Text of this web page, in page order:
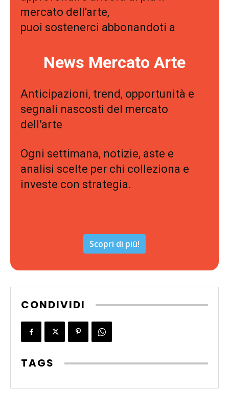
mercato dell'arte,
puoi sostenerci abbonandoti a
News Mercato Arte
Anticipazioni, trend, opportunità e
segnali nascosti del mercato
dell’arte
Ogni settimana, notizie, aste e
analisi scelte per chi colleziona e
investe con strategia.
Scopri di più!
CONDIVIDI
TAGS